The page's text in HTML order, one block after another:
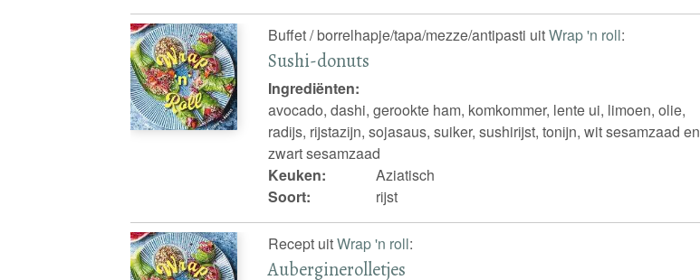
Buffet / borrelhapje/tapa/mezze/antipasti uitWrap 'n roll:
Sushi-donuts
Ingrediënten:
avocado, dashi, gerookte ham, komkommer, lente ui, limoen, olie,
radijs, rijstazijn, sojasaus, suiker, sushirijst, tonijn, wit sesamzaad en
zwart sesamzaad
Keuken:
Aziatisch
Soort:
rijst
Recept uitWrap 'n roll:
Auberginerolletjes